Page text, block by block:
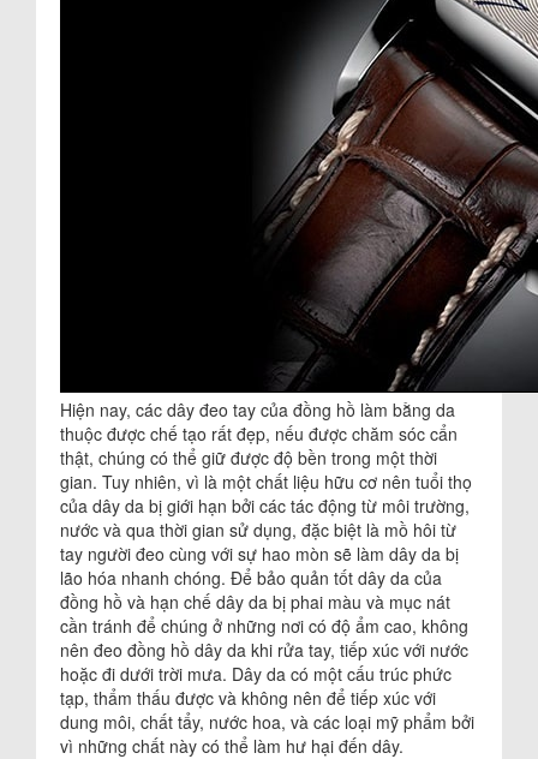
Hiện nay, các dây đeo tay của đồng hồ làm bằng da
thuộc được chế tạo rất đẹp, nếu được chăm sóc cẩn
thật, chúng có thể giữ được độ bền trong một thời
gian. Tuy nhiên, vì là một chất liệu hữu cơ nên tuổi thọ
của dây da bị giới hạn bởi các tác động từ môi trường,
nước và qua thời gian sử dụng, đặc biệt là mồ hôi từ
tay người đeo cùng với sự hao mòn sẽ làm dây da bị
lão hóa nhanh chóng. Để bảo quản tốt dây da của
đồng hồ và hạn chế dây da bị phai màu và mục nát
cần tránh để chúng ở những nơi có độ ẩm cao, không
nên đeo đồng hồ dây da khi rửa tay, tiếp xúc với nước
hoặc đi dưới trời mưa. Dây da có một cấu trúc phức
tạp, thẩm thấu được và không nên để tiếp xúc với
dung môi, chất tẩy, nước hoa, và các loại mỹ phẩm bởi
vì những chất này có thể làm hư hại đến dây.